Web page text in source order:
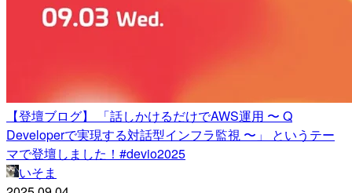
【登壇ブログ】 「話しかけるだけでAWS運用 〜 Q
Developerで実現する対話型インフラ監視 〜」 というテー
マで登壇しました！#devio2025
いそま